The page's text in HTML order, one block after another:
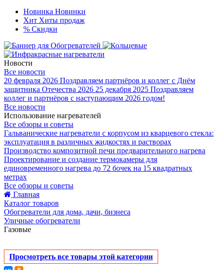
Новинка Новинки
Хит Хиты продаж
% Скидки
Новости
Все новости
20 февраля 2026 Поздравляем партнёров и коллег с Днём
защитника Отечества 2026 25 декабря 2025 Поздравляем
коллег и партнёров с наступающим 2026 годом!
Все новости
Использование нагревателей
Все обзоры и советы
Гальванические нагреватели с корпусом из кварцевого стекла:
эксплуатация в различных жидкостях и растворах
Производство композитной печи предварительного нагрева
Проектирование и создание термокамеры для
единовременного нагрева до 72 бочек на 15 квадратных
метрах
Все обзоры и советы
Главная
Каталог товаров
Обогреватели для дома, дачи, бизнеса
Уличные обогреватели
Газовые
Просмотреть все товары этой категории